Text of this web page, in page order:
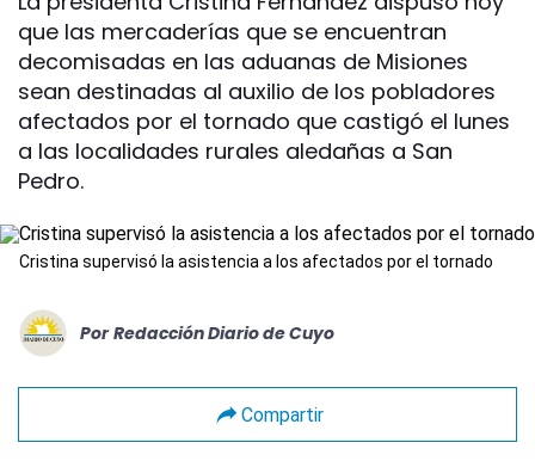
que las mercaderías que se encuentran
decomisadas en las aduanas de Misiones
sean destinadas al auxilio de los pobladores
afectados por el tornado que castigó el lunes
a las localidades rurales aledañas a San
Pedro.
Cristina supervisó la asistencia a los afectados por el tornado
Por Redacción Diario de Cuyo
Compartir